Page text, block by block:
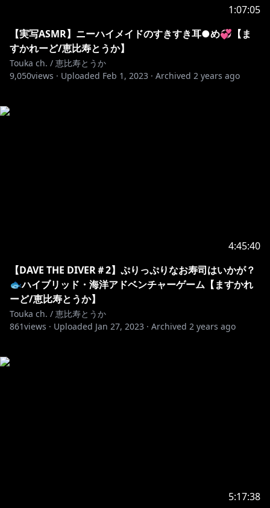
1:07:05
【実写ASMR】ニーハイメイドのすきすき耳●め💞【ま
すかれーど/恵比寿とうか】
Touka ch. / 恵比寿とうか
9,050views · Uploaded Feb 1, 2023 · Archived 2 years ago
4:45:40
【DAVE THE DIVER＃2】ぷりっぷりなお寿司はいかが？
🐟ハイブリッド・海洋アドベンチャーゲーム【ますかれ
ーど/恵比寿とうか】
Touka ch. / 恵比寿とうか
861views · Uploaded Jan 27, 2023 · Archived 2 years ago
5:17:38